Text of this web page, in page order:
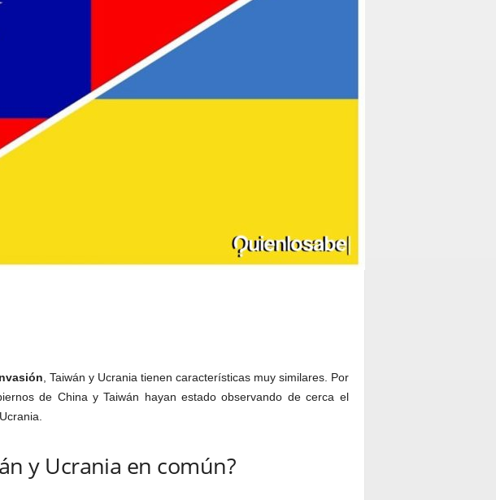
, Taiwán y Ucrania tienen características muy similares. Por
de China y Taiwán hayan estado observando de cerca el
y Ucrania en común?